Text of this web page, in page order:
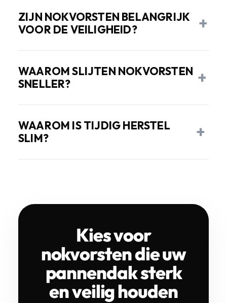
ZIJN NOKVORSTEN BELANGRIJK
VOOR DE VEILIGHEID?
+
WAAROM SLIJTEN NOKVORSTEN
SNELLER?
+
WAAROM IS TIJDIG HERSTEL
SLIM?
+
Kies voor
nokvorsten die uw
pannendak sterk
en veilig houden